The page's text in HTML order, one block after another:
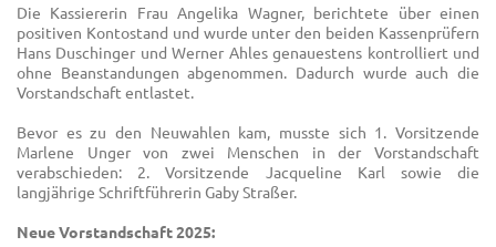
Die Kassiererin Frau Angelika Wagner, berichtete über einen
positiven Kontostand und wurde unter den beiden Kassenprüfern
Hans Duschinger und Werner Ahles genauestens kontrolliert und
ohne Beanstandungen abgenommen. Dadurch wurde auch die
Vorstandschaft entlastet.
Bevor es zu den Neuwahlen kam, musste sich 1. Vorsitzende
Marlene Unger von zwei Menschen in der Vorstandschaft
verabschieden: 2. Vorsitzende Jacqueline Karl sowie die
langjährige Schriftführerin Gaby Straßer.
Neue Vorstandschaft 2025: